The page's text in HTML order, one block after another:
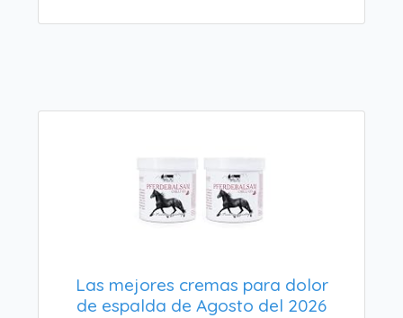
Las mejores cremas para dolor
de espalda de Agosto del 2026